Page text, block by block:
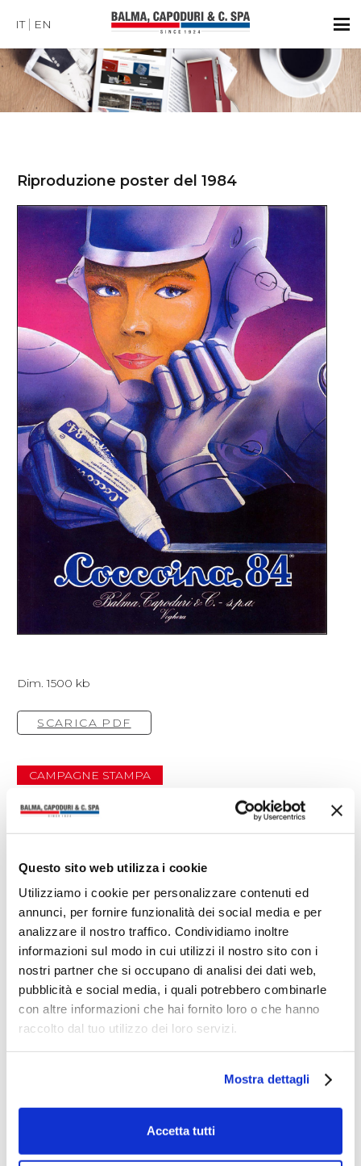
Questo sito web utilizza i cookie
Utilizziamo i cookie per personalizzare contenuti ed
annunci, per fornire funzionalità dei social media e per
analizzare il nostro traffico. Condividiamo inoltre
informazioni sul modo in cui utilizzi il nostro sito con i
nostri partner che si occupano di analisi dei dati web,
pubblicità e social media, i quali potrebbero combinarle
con altre informazioni che hai fornito loro o che hanno
raccolto dal tuo utilizzo dei loro servizi.
Mostra dettagli
Accetta tutti
IT EN
Riproduzione poster del 1984
Dim. 1500 kb
SCARICA PDF
CAMPAGNE STAMPA
Ti potrebbero interessare anche